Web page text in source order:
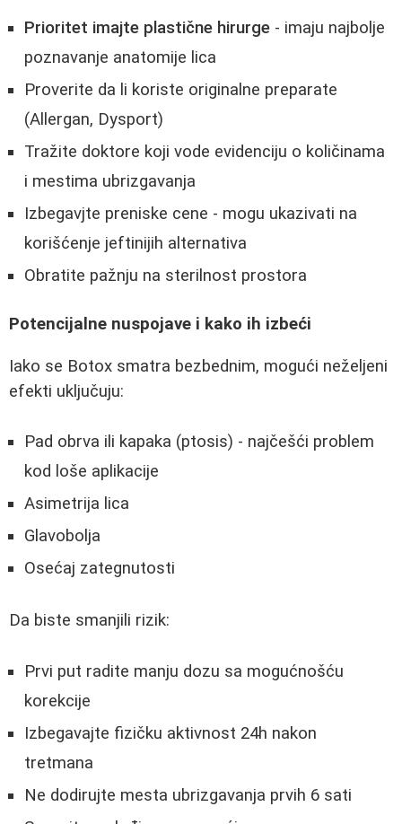
Prioritet imajte plastične hirurge - imaju najbolje
poznavanje anatomije lica
Proverite da li koriste originalne preparate
(Allergan, Dysport)
Tražite doktore koji vode evidenciju o količinama
i mestima ubrizgavanja
Izbegavjte preniske cene - mogu ukazivati na
korišćenje jeftinijih alternativa
Obratite pažnju na sterilnost prostora
Potencijalne nuspojave i kako ih izbeći
Iako se Botox smatra bezbednim, mogući neželjeni
efekti uključuju:
Pad obrva ili kapaka (ptosis) - najčešći problem
kod loše aplikacije
Asimetrija lica
Glavobolja
Osećaj zategnutosti
Da biste smanjili rizik:
Prvi put radite manju dozu sa mogućnošću
korekcije
Izbegavajte fizičku aktivnost 24h nakon
tretmana
Ne dodirujte mesta ubrizgavanja prvih 6 sati